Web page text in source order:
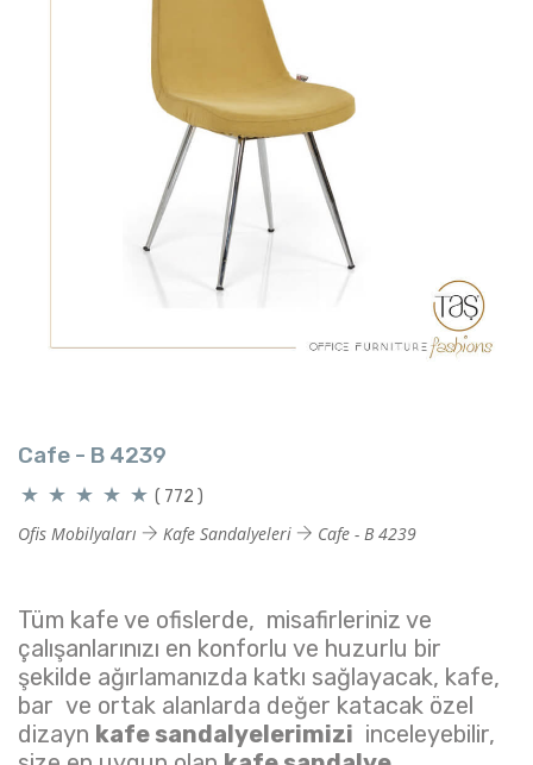
Cafe - B 4239
( 772 )
Ofis Mobilyaları Kafe Sandalyeleri Cafe - B 4239
Tüm kafe ve ofislerde, misafirleriniz ve
çalışanlarınızı en konforlu ve huzurlu bir
şekilde ağırlamanızda katkı sağlayacak, kafe,
bar ve ortak alanlarda değer katacak özel
dizayn kafe sandalyelerimizi inceleyebilir,